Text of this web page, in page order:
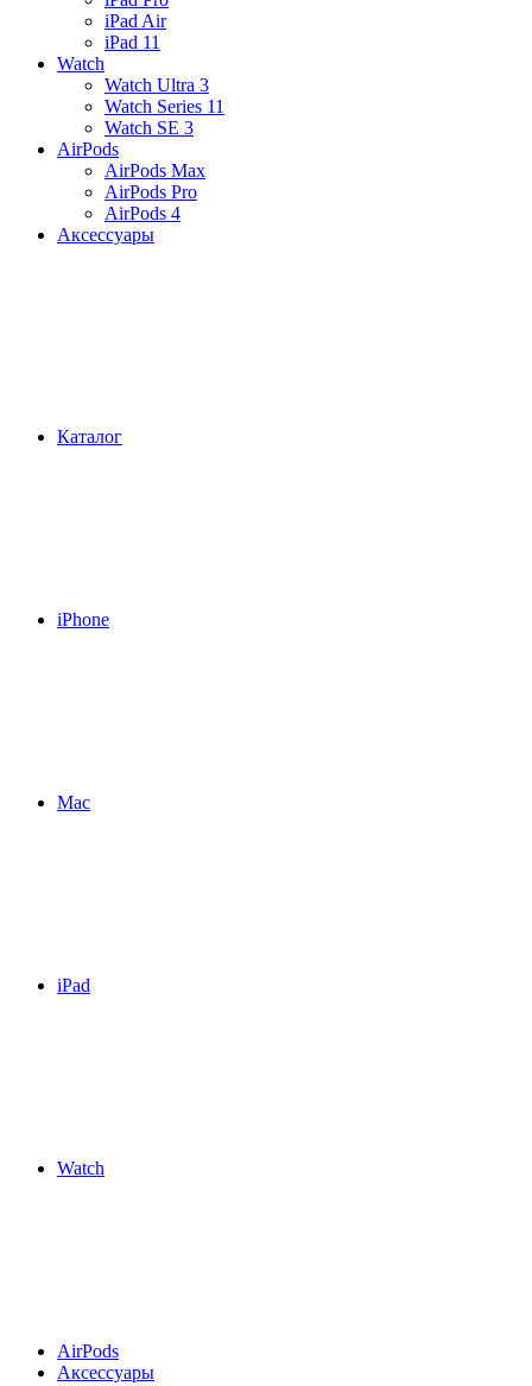
iPad Air
iPad 11
Watch
Watch Ultra 3
Watch Series 11
Watch SE 3
AirPods
AirPods Max
AirPods Pro
AirPods 4
Аксессуары
Каталог
iPhone
Mac
iPad
Watch
AirPods
Аксессуары